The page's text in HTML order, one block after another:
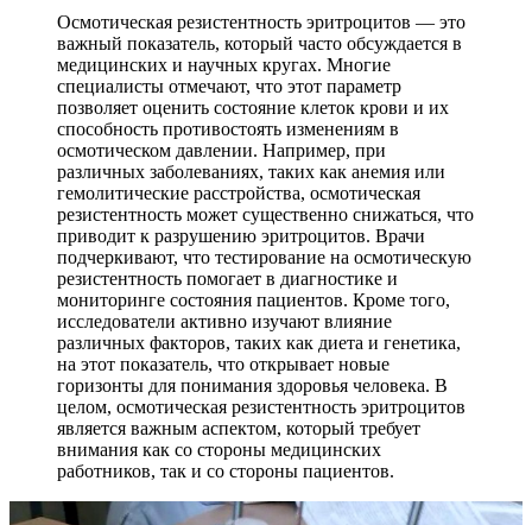
Осмотическая резистентность эритроцитов — это
важный показатель, который часто обсуждается в
медицинских и научных кругах. Многие
специалисты отмечают, что этот параметр
позволяет оценить состояние клеток крови и их
способность противостоять изменениям в
осмотическом давлении. Например, при
различных заболеваниях, таких как анемия или
гемолитические расстройства, осмотическая
резистентность может существенно снижаться, что
приводит к разрушению эритроцитов. Врачи
подчеркивают, что тестирование на осмотическую
резистентность помогает в диагностике и
мониторинге состояния пациентов. Кроме того,
исследователи активно изучают влияние
различных факторов, таких как диета и генетика,
на этот показатель, что открывает новые
горизонты для понимания здоровья человека. В
целом, осмотическая резистентность эритроцитов
является важным аспектом, который требует
внимания как со стороны медицинских
работников, так и со стороны пациентов.